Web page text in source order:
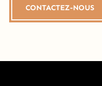
CONTACTEZ-NOUS